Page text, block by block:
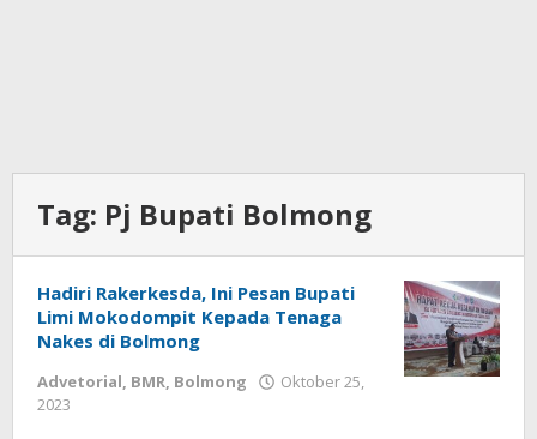
Tag: Pj Bupati Bolmong
Hadiri Rakerkesda, Ini Pesan Bupati
Limi Mokodompit Kepada Tenaga
Nakes di Bolmong
Advetorial, BMR, Bolmong
Oktober 25,
2023